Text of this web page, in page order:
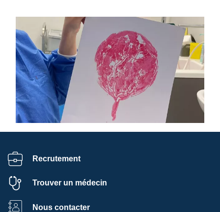
Recrutement
Trouver un médecin
Nous contacter